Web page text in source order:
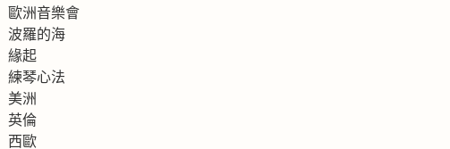
歐洲音樂會
波羅的海
緣起
練琴心法
美洲
英倫
西歐